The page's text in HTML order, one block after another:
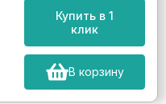
Купить в 1
клик
В корзину